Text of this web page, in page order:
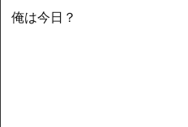
俺は今日？